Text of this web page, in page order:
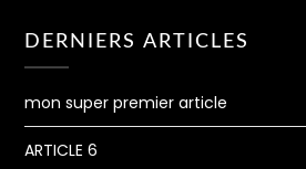
DERNIERS ARTICLES
mon super premier article
ARTICLE 6